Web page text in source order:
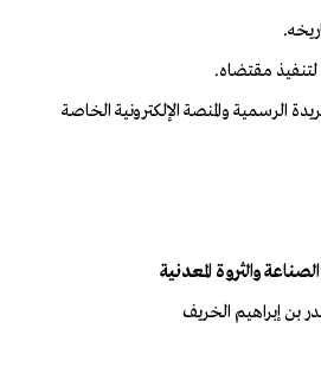
لتنفيذ مقتضاه.
الرسمية والمنصة الإلكترونية الخاصة
والثروة المعدنية
بن إبراهيم الخريف